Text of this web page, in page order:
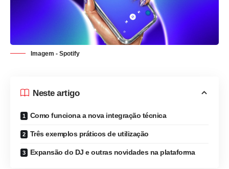
Imagem - Spotify
Neste artigo
Como funciona a nova integração técnica
Três exemplos práticos de utilização
Expansão do DJ e outras novidades na plataforma